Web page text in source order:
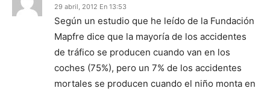
29 abril, 2012 En 13:53
Según un estudio que he leído de la Fundación
Mapfre dice que la mayoría de los accidentes
de tráfico se producen cuando van en los
coches (75%), pero un 7% de los accidentes
mortales se producen cuando el niño monta en